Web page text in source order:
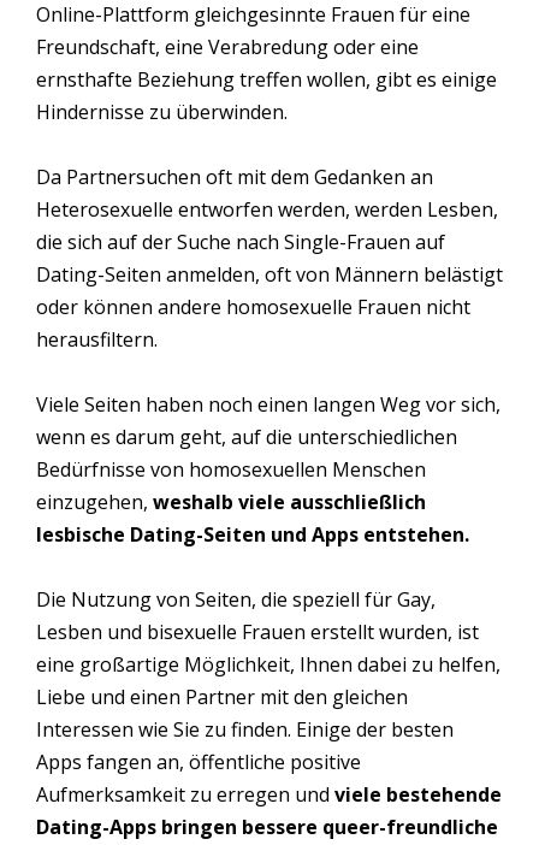
Online-Plattform gleichgesinnte Frauen für eine
Freundschaft, eine Verabredung oder eine
ernsthafte Beziehung treffen wollen, gibt es einige
Hindernisse zu überwinden.
Da Partnersuchen oft mit dem Gedanken an
Heterosexuelle entworfen werden, werden Lesben,
die sich auf der Suche nach Single-Frauen auf
Dating-Seiten anmelden, oft von Männern belästigt
oder können andere homosexuelle Frauen nicht
herausfiltern.
Viele Seiten haben noch einen langen Weg vor sich,
wenn es darum geht, auf die unterschiedlichen
Bedürfnisse von homosexuellen Menschen
einzugehen, weshalb viele ausschließlich
lesbische Dating-Seiten und Apps entstehen.
Die Nutzung von Seiten, die speziell für Gay,
Lesben und bisexuelle Frauen erstellt wurden, ist
eine großartige Möglichkeit, Ihnen dabei zu helfen,
Liebe und einen Partner mit den gleichen
Interessen wie Sie zu finden. Einige der besten
Apps fangen an, öffentliche positive
Aufmerksamkeit zu erregen und viele bestehende
Dating-Apps bringen bessere queer-freundliche